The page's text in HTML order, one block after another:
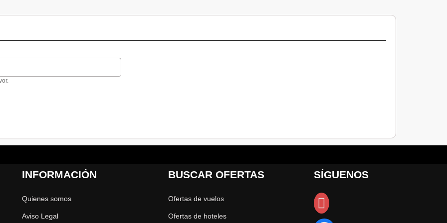
INFORMACIÓN
Quienes somos
Aviso Legal
BUSCAR OFERTAS
Ofertas de vuelos
Ofertas de hoteles
SÍGUENOS